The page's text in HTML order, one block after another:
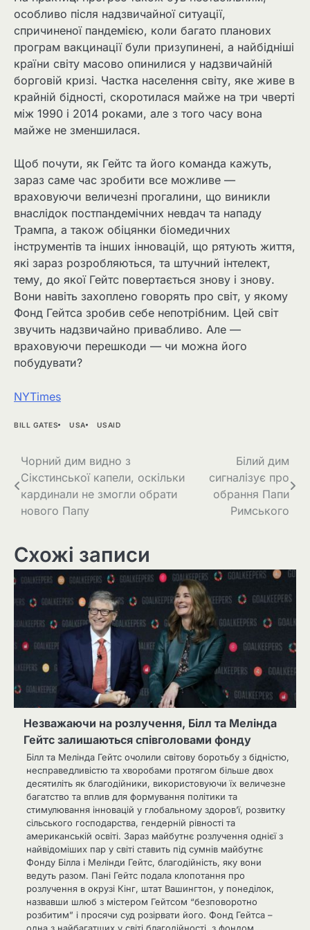
особливо після надзвичайної ситуації,
спричиненої пандемією, коли багато планових
програм вакцинації були призупинені, а найбідніші
країни світу масово опинилися у надзвичайній
борговій кризі. Частка населення світу, яке живе в
крайній бідності, скоротилася майже на три чверті
між 1990 і 2014 роками, але з того часу вона
майже не зменшилася.
Щоб почути, як Гейтс та його команда кажуть,
зараз саме час зробити все можливе —
враховуючи величезні прогалини, що виникли
внаслідок постпандемічних невдач та нападу
Трампа, а також обіцянки біомедичних
інструментів та інших інновацій, що рятують життя,
які зараз розробляються, та штучний інтелект,
тему, до якої Гейтс повертається знову і знову.
Вони навіть захоплено говорять про світ, у якому
Фонд Гейтса зробив себе непотрібним. Цей світ
звучить надзвичайно привабливо. Але —
враховуючи перешкоди — чи можна його
побудувати?
NYTimes
BILL GATES USA USAID
Навігація
записів
Чорний дим видно з
Сікстинської капели, оскільки
кардинали не змогли обрати
нового Папу
Білий дим
сигналізує про
обрання Папи
Римського
Схожі записи
Незважаючи на розлучення, Білл та Мелінда
Гейтс залишаються співголовами фонду
Білл та Мелінда Гейтс очолили світову боротьбу з бідністю,
несправедливістю та хворобами протягом більше двох
десятиліть як благодійники, використовуючи їх величезне
багатство та вплив для формування політики та
стимулювання інновацій у глобальному здоров’ї, розвитку
сільського господарства, гендерній рівності та
американській освіті. Зараз майбутнє розлучення однієї з
найвідоміших пар у світі ставить під сумнів майбутнє
Фонду Білла і Мелінди Гейтс, благодійність, яку вони
ведуть разом. Пані Гейтс подала клопотання про
розлучення в окрузі Кінг, штат Вашингтон, у понеділок,
назвавши шлюб з містером Гейтсом “безповоротно
розбитим” і просячи суд розірвати його. Фонд Гейтса –
одна з найбагатших у світі благодійності, з фондом…